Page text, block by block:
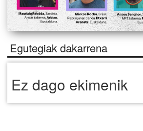
Egutegiak dakarrena
Ez dago ekimenik